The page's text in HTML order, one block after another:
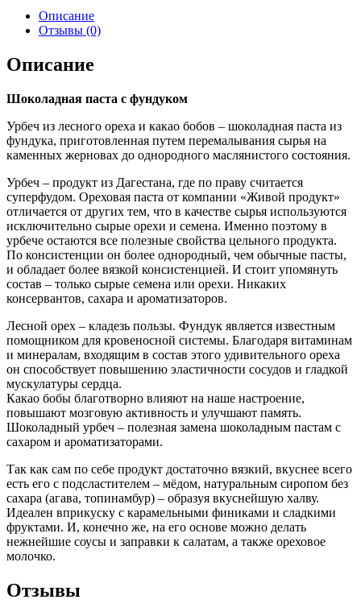
Описание
Отзывы (0)
Описание
Шоколадная паста с фундуком
Урбеч из лесного ореха и какао бобов – шоколадная паста из
фундука, приготовленная путем перемалывания сырья на
каменных жерновах до однородного маслянистого состояния.
Урбеч – продукт из Дагестана, где по праву считается
суперфудом. Ореховая паста от компании «Живой продукт»
отличается от других тем, что в качестве сырья используются
исключительно сырые орехи и семена. Именно поэтому в
урбече остаются все полезные свойства цельного продукта.
По консистенции он более однородный, чем обычные пасты,
и обладает более вязкой консистенцией. И стоит упомянуть
состав – только сырые семена или орехи. Никаких
консервантов, сахара и ароматизаторов.
Лесной орех – кладезь пользы. Фундук является известным
помощником для кровеносной системы. Благодаря витаминам
и минералам, входящим в состав этого удивительного ореха
он способствует повышению эластичности сосудов и гладкой
мускулатуры сердца.
Какао бобы благотворно влияют на наше настроение,
повышают мозговую активность и улучшают память.
Шоколадный урбеч – полезная замена шоколадным пастам с
сахаром и ароматизаторами.
Так как сам по себе продукт достаточно вязкий, вкуснее всего
есть его с подсластителем – мёдом, натуральным сиропом без
сахара (агава, топинамбур) – образуя вкуснейшую халву.
Идеален вприкуску с карамельными финиками и сладкими
фруктами. И, конечно же, на его основе можно делать
нежнейшие соусы и заправки к салатам, а также ореховое
молочко.
Отзывы